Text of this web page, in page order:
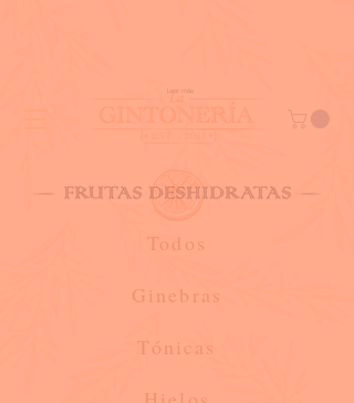
Leer más
Todos
Ginebras
Tónicas